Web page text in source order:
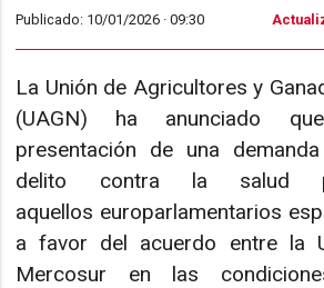
Publicado: 10/01/2026 ·09:30
La Unión de Agricultores y
(UAGN) ha anunciado
presentación de una
delito contra la salud
aquellos europarlamentarios
a favor del acuerdo entre la
Mercosur en las